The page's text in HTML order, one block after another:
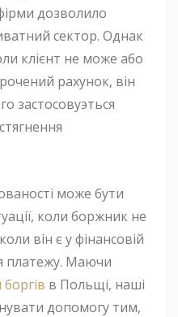
дозволило
сектор. Однак
клієнт не може або
рахунок, він
застосовуэться
може бути
коли боржник не
він є у фінансовій
платежу. Маючи
в Польщі, наші
допомогу тим,